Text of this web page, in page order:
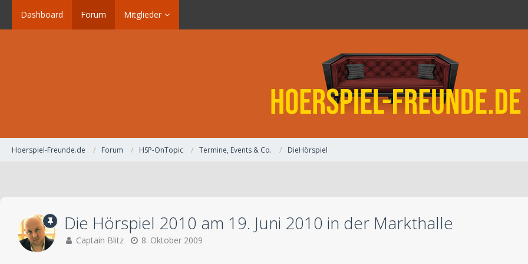
Dashboard Forum Mitglieder
Hoerspiel-Freunde.de Forum HSP-OnTopic Termine, Events & Co. DieHörspiel
Die Hörspiel 2010 am 19. Juni 2010 in der Markthalle
Captain Blitz 8. Oktober 2009